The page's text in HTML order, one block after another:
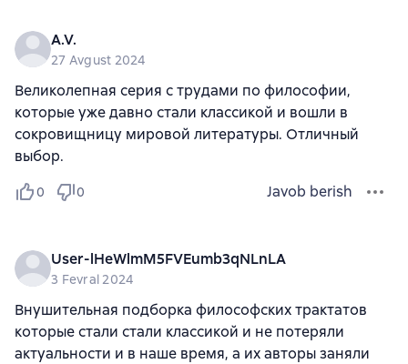
A.V.
27 Avgust 2024
Великолепная серия с трудами по философии,
которые уже давно стали классикой и вошли в
сокровищницу мировой литературы. Отличный
выбор.
0 0 Javob berish
User-lHeWlmM5FVEumb3qNLnLA
3 Fevral 2024
Внушительная подборка философских трактатов
которые стали стали классикой и не потеряли
актуальности и в наше время, а их авторы заняли